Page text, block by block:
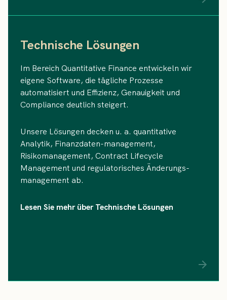
Technische Lösungen
Im Bereich Quantitative Finance entwickeln wir
eigene Software, die tägliche Prozesse
automatisiert und Effizienz, Genauigkeit und
Compliance deutlich steigert.
Unsere Lösungen decken u. a. quantitative
Analytik, Finanzdaten-management,
Risikomanagement, Contract Lifecycle
Management und regulatorisches Änderungs-
management ab.
Lesen Sie mehr über Technische Lösungen